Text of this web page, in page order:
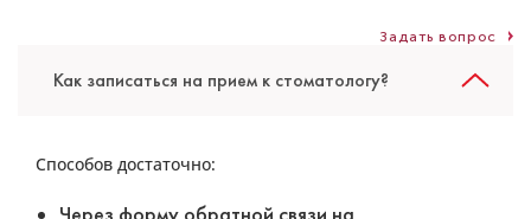
Стоматолог-ортопед
Задать вопрос
Как записаться на прием к стоматологу?
Способов достаточно: